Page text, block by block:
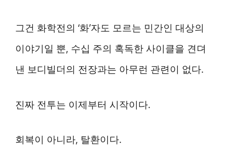
그건 화학전의 ‘화’자도 모르는 민간인 대상의
이야기일 뿐, 수십 주의 혹독한 사이클을 견뎌
낸 보디빌더의 전장과는 아무런 관련이 없다.
진짜 전투는 이제부터 시작이다.
회복이 아니라, 탈환이다.